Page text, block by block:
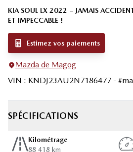
KIA SOUL LX 2022 – JAMAIS
ET IMPECCABLE !
Estimez vos paiements
Mazda de Magog
VIN : KNDJ23AU2N7186477 - #
SPÉCIFICATIONS
Kilométrage
88 418 km